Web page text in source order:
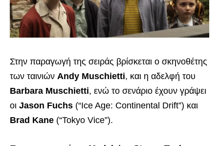
Στην παραγωγή της σειράς βρίσκεται ο σκηνοθέτης
των ταινιών Andy Muschietti, και η αδελφή του
Barbara Muschietti, ενώ το σενάριο έχουν γράψει
οι Jason Fuchs (“Ice Age: Continental Drift”) και
Brad Kane (“Tokyo Vice”).